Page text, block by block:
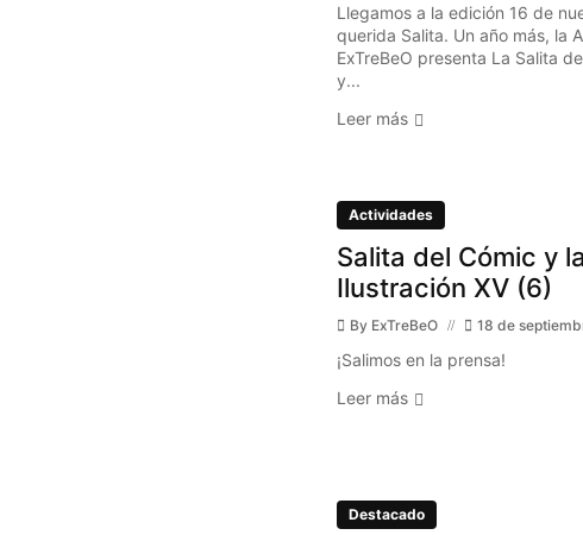
Llegamos a la edición 16 de
querida Salita. Un año más, la
ExTreBeO presenta La Salita
y...
Leer más
Actividades
Salita del Cómic y la
Ilustración XV (6)
By ExTreBeO 18 de
¡Salimos en la prensa!
Leer más
Destacado